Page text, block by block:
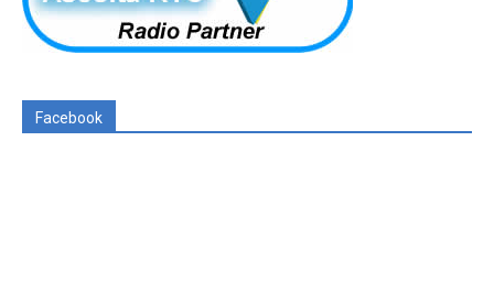
Facebook